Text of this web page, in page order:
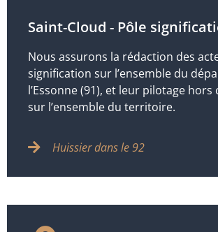
Saint-Cloud - Pôle
Nous assurons la rédaction des
signification sur l’ensemble du
l’Essonne (91), et leur pilotage
sur l’ensemble du territoire.
Huissier dans le 92